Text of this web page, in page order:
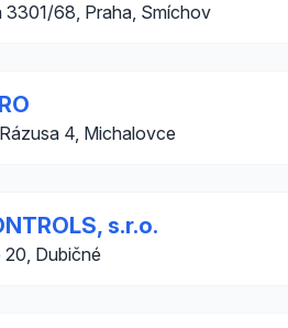
3301/68, Praha, Smíchov
4, Michalovce
s.r.o.
20, Dubičné